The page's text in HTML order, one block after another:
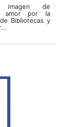
imagen de
amor por la
Bibliotecas y